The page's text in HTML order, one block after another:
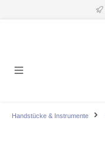
Handstücke & Instrumente